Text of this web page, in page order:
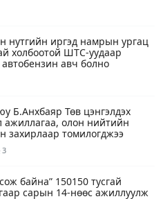
нутгийн иргэд намрын ургац
холбоотой ШТС-уудаар
авч болно
Б.Анхбаяр Төв цэнгэлдэх
ажиллагаа, олон нийтийн
захирлаар томилогджээ
3
байна” 150150 тусгай
сарын 14-нөөс ажиллуулж